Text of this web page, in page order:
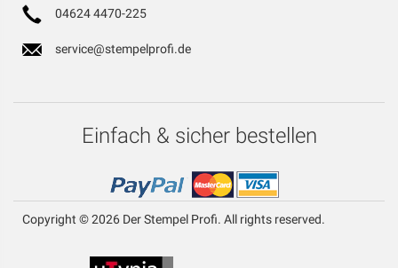
04624 4470-225
service@stempelprofi.de
Einfach & sicher bestellen
Copyright © 2026 Der Stempel Profi. All rights reserved.